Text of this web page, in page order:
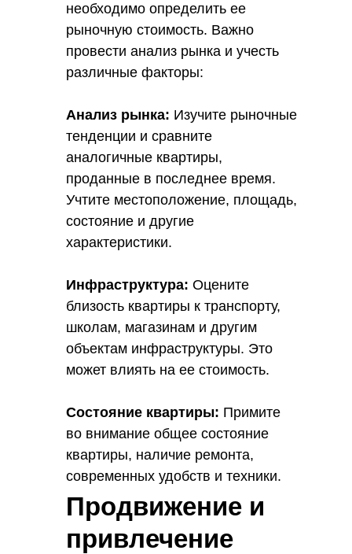
необходимо определить ее
рыночную стоимость. Важно
провести анализ рынка и учесть
различные факторы:
Анализ рынка: Изучите рыночные
тенденции и сравните
аналогичные квартиры,
проданные в последнее время.
Учтите местоположение, площадь,
состояние и другие
характеристики.
Инфраструктура: Оцените
близость квартиры к транспорту,
школам, магазинам и другим
объектам инфраструктуры. Это
может влиять на ее стоимость.
Состояние квартиры: Примите
во внимание общее состояние
квартиры, наличие ремонта,
современных удобств и техники.
Учтите конкурентность квартиры
на рынке.
Продвижение и
привлечение